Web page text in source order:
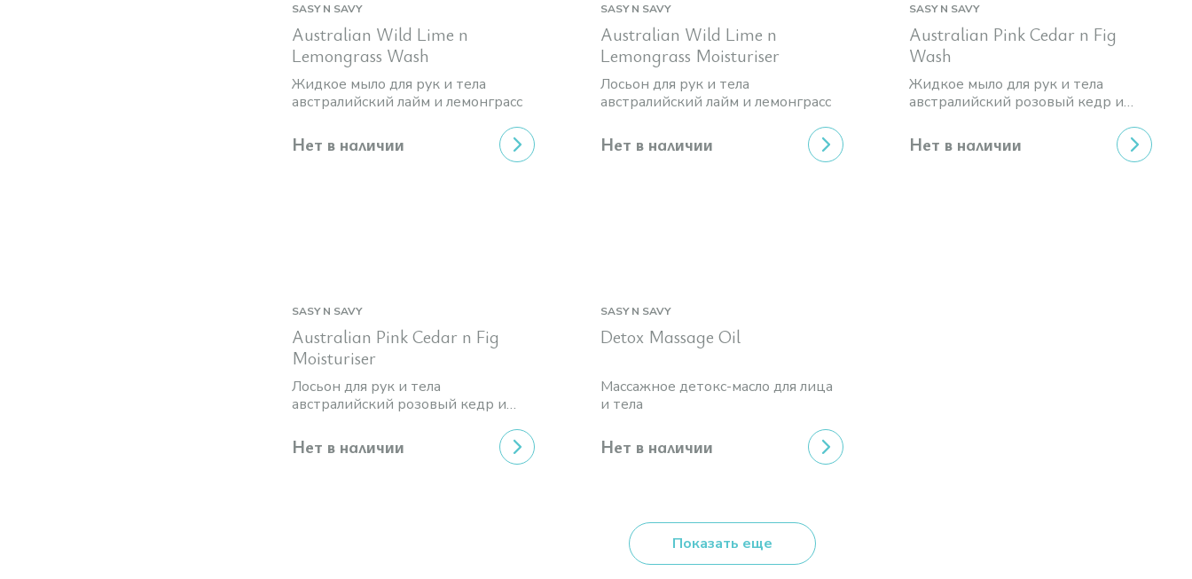
SASY N SAVY
Australian Wild Lime n
Lemongrass Wash
Жидкое мыло для рук и тела
австралийский лайм и лемонграсс
Нет в наличии
SASY N SAVY
Australian Wild Lime n
Lemongrass Moisturiser
Лосьон для рук и тела
австралийский лайм и лемонграсс
Нет в наличии
SASY N SAVY
Australian Pink Cedar n Fig
Wash
Жидкое мыло для рук и тела
австралийский розовый кедр и
Нет в наличии
SASY N SAVY
Australian Pink Cedar n Fig
Moisturiser
Лосьон для рук и тела
австралийский розовый кедр и
Нет в наличии
SASY N SAVY
Detox Massage Oil
Массажное детокс-масло для лица
и тела
Нет в наличии
Показать еще